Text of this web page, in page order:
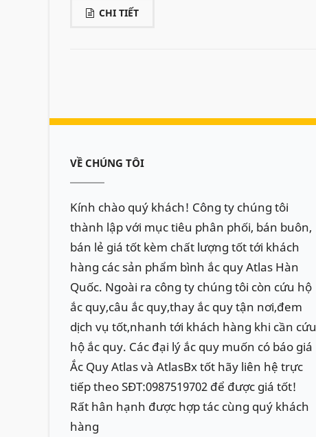
CHI TIẾT
VỀ CHÚNG TÔI
Kính chào quý khách! Công ty chúng tôi
thành lập với mục tiêu phân phối, bán buôn,
bán lẻ giá tốt kèm chất lượng tốt tới khách
hàng các sản phẩm bình ắc quy Atlas Hàn
Quốc. Ngoài ra công ty chúng tôi còn cứu hộ
ắc quy,câu ắc quy,thay ắc quy tận nơi,đem
dịch vụ tốt,nhanh tới khách hàng khi cần cứu
hộ ắc quy. Các đại lý ắc quy muốn có báo giá
Ắc Quy Atlas và AtlasBx tốt hãy liên hệ trực
tiếp theo SĐT:0987519702 để được giá tốt!
Rất hân hạnh được hợp tác cùng quý khách
hàng